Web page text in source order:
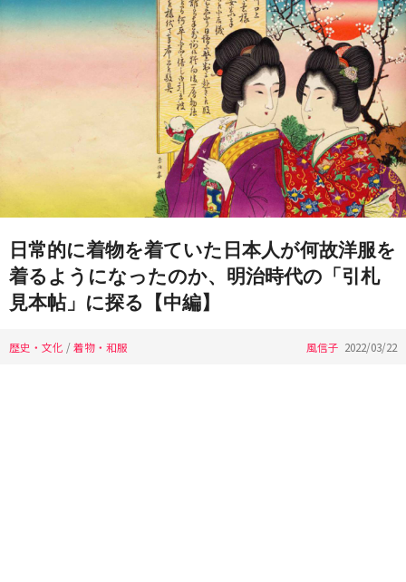
日常的に着物を着ていた日本人が何故洋服を
着るようになったのか、明治時代の「引札
見本帖」に探る【中編】
歴史・文化 /着物・和服 風信子 2022/03/22